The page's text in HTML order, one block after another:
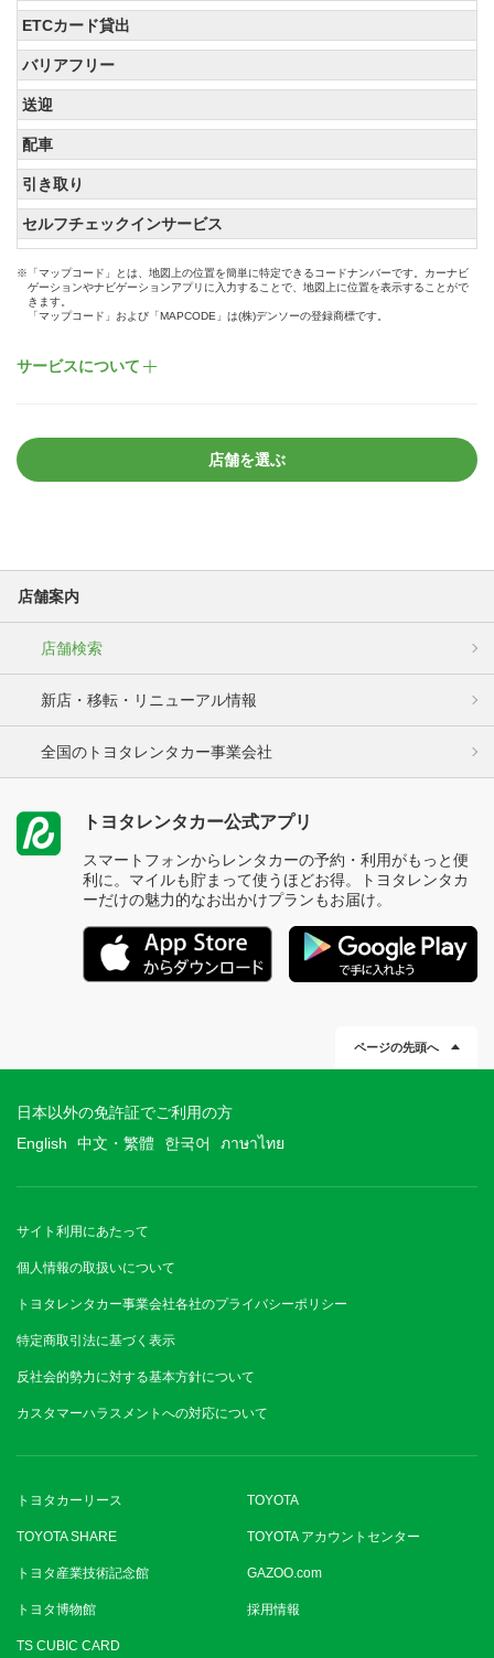
ETCカード貸出
バリアフリー
送迎
配車
引き取り
セルフチェックインサービス
※「マップコード」とは、地図上の位置を簡単に特定できるコードナンバーです。カーナビ
ゲーションやナビゲーションアプリに入力することで、地図上に位置を表示することがで
きます。
「マップコード」および「MAPCODE」は(株)デンソーの登録商標です。
サービスについて
店舗を選ぶ
店舗案内
店舗検索
新店・移転・リニューアル情報
全国のトヨタレンタカー事業会社
トヨタレンタカー公式アプリ
スマートフォンからレンタカーの予約・利用がもっと便
利に。マイルも貯まって使うほどお得。トヨタレンタカ
ーだけの魅力的なお出かけプランもお届け。
ページの先頭へ
日本以外の免許証でご利用の方
English
中文・繁體 한국어 ภาษาไทย
サイト利用にあたって
個人情報の取扱いについて
トヨタレンタカー事業会社各社のプライバシーポリシー
特定商取引法に基づく表示
反社会的勢力に対する基本方針について
カスタマーハラスメントへの対応について
トヨタカーリース TOYOTA
TOYOTA SHARE TOYOTA アカウントセンター
トヨタ産業技術記念館 GAZOO.com
トヨタ博物館 採用情報
TS CUBIC CARD